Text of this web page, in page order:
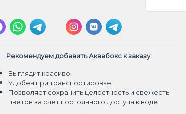
Рекомендуем добавить Аквабокс к заказу:
Выглядит красиво
Удобен при транспортировке
Позволяет сохранить целостность и свежесть
цветов за счет постоянного доступа к воде